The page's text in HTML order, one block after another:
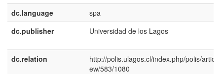
dc.language
spa
dc.publisher
Universidad de los Lagos
dc.relation
http://polis.ulagos.cl/index.php/polis/
ew/583/1080